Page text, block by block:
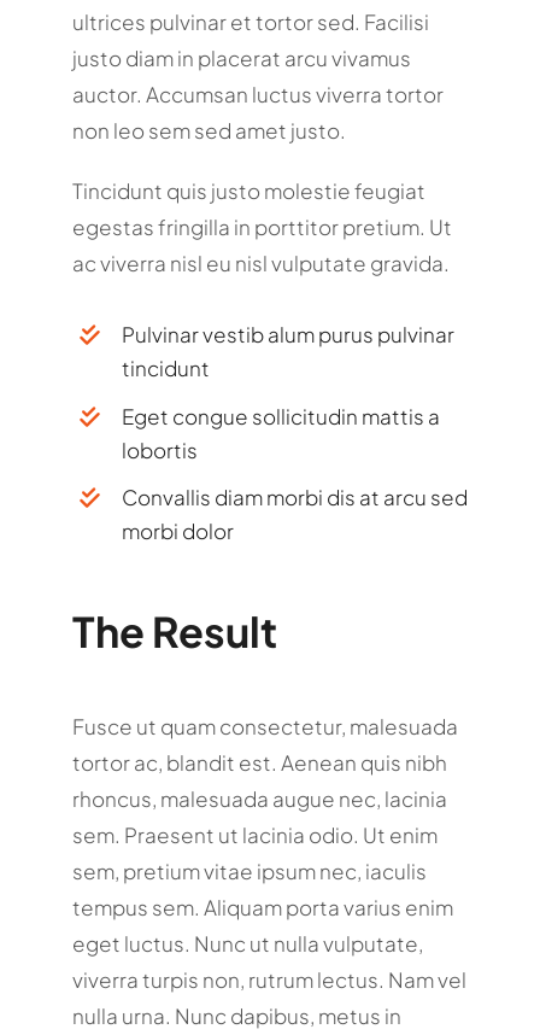
ultrices pulvinar et tortor sed. Facilisi
justo diam in placerat arcu vivamus
auctor. Accumsan luctus viverra tortor
non leo sem sed amet justo.
Tincidunt quis justo molestie feugiat
egestas fringilla in porttitor pretium. Ut
ac viverra nisl eu nisl vulputate gravida.
Pulvinar vestib alum purus pulvinar
tincidunt
Eget congue sollicitudin mattis a
lobortis
Convallis diam morbi dis at arcu sed
morbi dolor
The Result
Fusce ut quam consectetur, malesuada
tortor ac, blandit est. Aenean quis nibh
rhoncus, malesuada augue nec, lacinia
sem. Praesent ut lacinia odio. Ut enim
sem, pretium vitae ipsum nec, iaculis
tempus sem. Aliquam porta varius enim
eget luctus. Nunc ut nulla vulputate,
viverra turpis non, rutrum lectus. Nam vel
nulla urna. Nunc dapibus, metus in